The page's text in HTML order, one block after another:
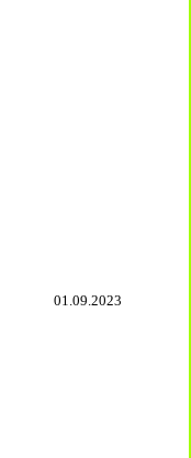
01.09.2023